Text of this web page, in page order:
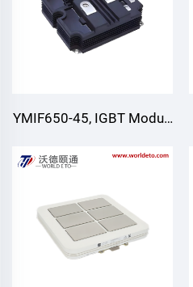
YMIF650-45, IGBT Moduli,